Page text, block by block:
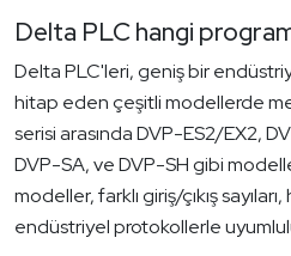
Delta PLC hangi program
Delta PLC'leri, geniş bir
hitap eden çeşitli modellerde
serisi arasında DVP-ES2/EX2,
DVP-SA, ve DVP-SH gibi
modeller, farklı giriş/çıkış
endüstriyel protokollerle